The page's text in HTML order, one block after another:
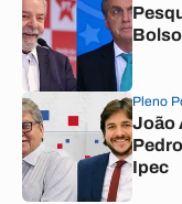
Pleno
João
Ipec